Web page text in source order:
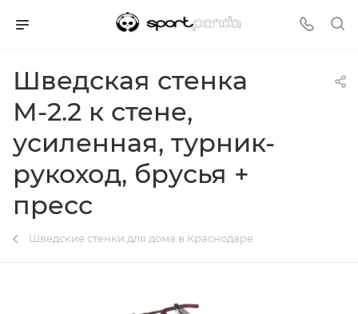
Шведская стенка
М-2.2 к стене,
усиленная, турник-
рукоход, брусья +
пресс
Шведские стенки для дома в Краснодаре